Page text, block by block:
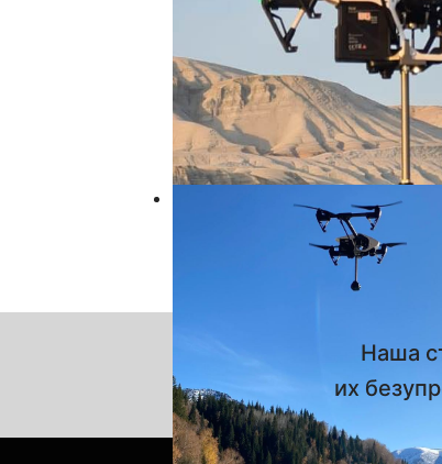
Наша
их